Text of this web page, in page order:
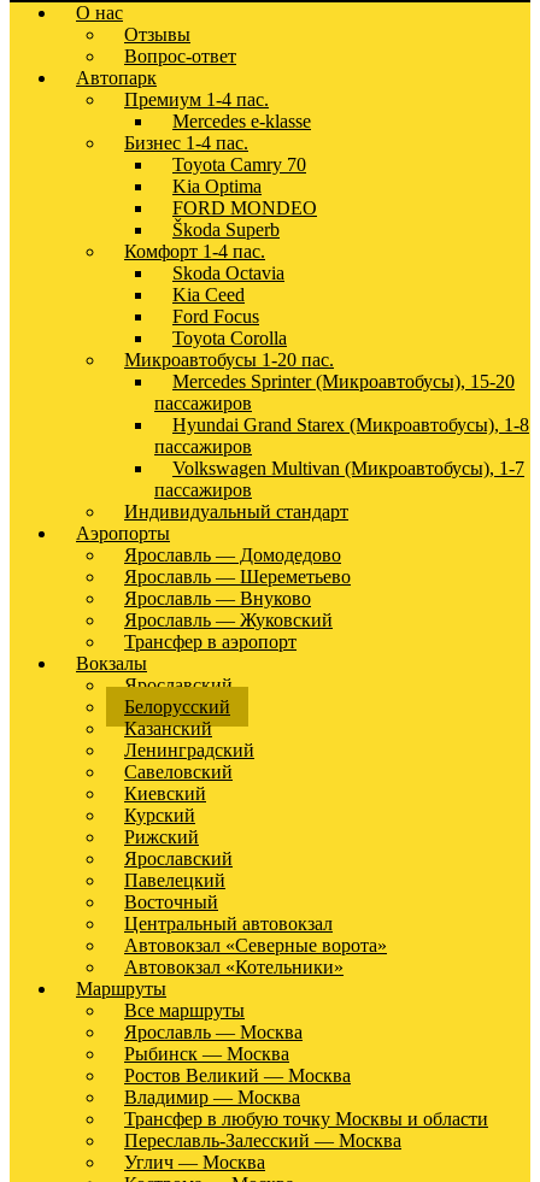
О нас
Отзывы
Вопрос-ответ
Автопарк
Премиум 1-4 пас.
Mercedes e-klasse
Бизнес 1-4 пас.
Toyota Camry 70
Kia Optima
FORD MONDEO
Škoda Superb
Комфорт 1-4 пас.
Skoda Octavia
Kia Ceed
Ford Focus
Toyota Corolla
Микроавтобусы 1-20 пас.
Mercedes Sprinter (Микроавтобусы), 15-20
пассажиров
Hyundai Grand Starex (Микроавтобусы), 1-8
пассажиров
Volkswagen Multivan (Микроавтобусы), 1-7
пассажиров
Индивидуальный стандарт
Аэропорты
Ярославль — Домодедово
Ярославль — Шереметьево
Ярославль — Внуково
Ярославль — Жуковский
Трансфер в аэропорт
Вокзалы
Ярославский
Белорусский
Казанский
Ленинградский
Савеловский
Киевский
Курский
Рижский
Ярославский
Павелецкий
Восточный
Центральный автовокзал
Автовокзал «Северные ворота»
Автовокзал «Котельники»
Маршруты
Все маршруты
Ярославль — Москва
Рыбинск — Москва
Ростов Великий — Москва
Владимир — Москва
Трансфер в любую точку Москвы и области
Переславль-Залесский — Москва
Углич — Москва